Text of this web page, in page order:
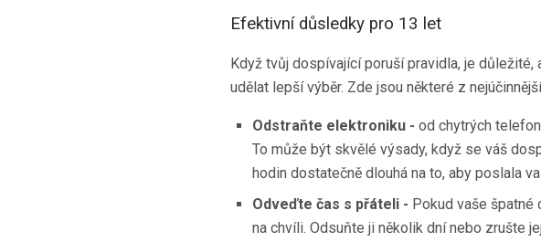
Efektivní důsledky pro 13 let
Když tvůj dospívající poruší pravidla, je
udělat lepší výběr. Zde jsou některé z
Odstraňte elektroniku - od chytrých
To může být skvělé výsady, když se váš
hodin dostatečně dlouhá na to, aby poslala
Odveďte čas s přáteli - Pokud vaše špatné
na chvíli. Odsuňte ji několik dní nebo zrušte